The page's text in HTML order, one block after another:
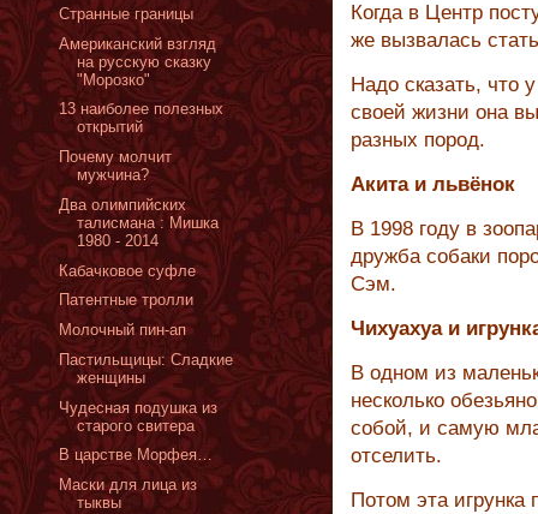
Когда в Центр
же вызвалась
Надо сказать, что
своей жизни она
разных пород.
Акита и львёнок
В 1998 году в
дружба собаки
Сэм.
Чихуахуа и
В одном из
несколько
собой, и самую
отселить.
Потом эта
Cтранные границы
Американский взгляд
на русскую сказку
"Морозко"
13 наиболее полезных
открытий
Почему молчит
мужчина?
Два олимпийских
талисмана : Мишка
1980 - 2014
Кабачковое суфле
Патентные тролли
Молочный пин-ап
Пастильщицы: Сладкие
женщины
Чудесная подушка из
старого свитера
В царстве Морфея…
Маски для лица из
тыквы